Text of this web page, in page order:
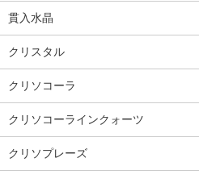
貫入水晶
クリスタル
クリソコーラ
クリソコーラインクォーツ
クリソプレーズ